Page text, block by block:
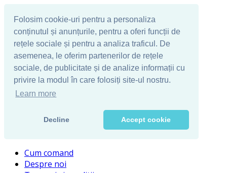
Folosim cookie-uri pentru a personaliza
conținutul și anunțurile, pentru a oferi funcții de
rețele sociale și pentru a analiza traficul. De
asemenea, le oferim partenerilor de rețele
sociale, de publicitate și de analize informații cu
privire la modul în care folosiți site-ul nostru.
Learn more
Decline Accept cookie
Cum comand
Despre noi